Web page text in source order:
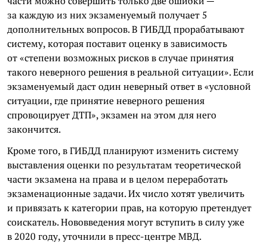
за каждую из них экзаменуемый получает 5
дополнительных вопросов. В ГИБДД прорабатывают
систему, которая поставит оценку в зависимость
от «степени возможных рисков в случае принятия
такого неверного решения в реальной ситуации». Если
экзаменуемый даст один неверный ответ в «условной
ситуации, где принятие неверного решения
спровоцирует ДТП», экзамен на этом для него
закончится.
Кроме того, в ГИБДД планируют изменить систему
выставления оценки по результатам теоретической
части экзамена на права и в целом переработать
экзаменационные задачи. Их число хотят увеличить
и привязать к категории прав, на которую претендует
соискатель. Нововведения могут вступить в силу уже
в 2020 году, уточнили в пресс-центре МВД.